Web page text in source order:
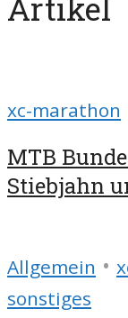
xc-marathon
MTB
Stiebjahn
Allgemein •
sonstiges